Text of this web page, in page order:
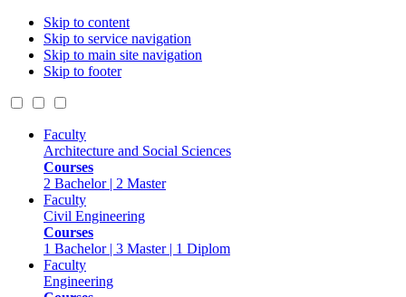
Skip to content
Skip to service navigation
Skip to main site navigation
Skip to footer
Faculty
Architecture and Social Sciences
Courses
2 Bachelor | 2 Master
Faculty
Civil Engineering
Courses
1 Bachelor | 3 Master | 1 Diplom
Faculty
Engineering